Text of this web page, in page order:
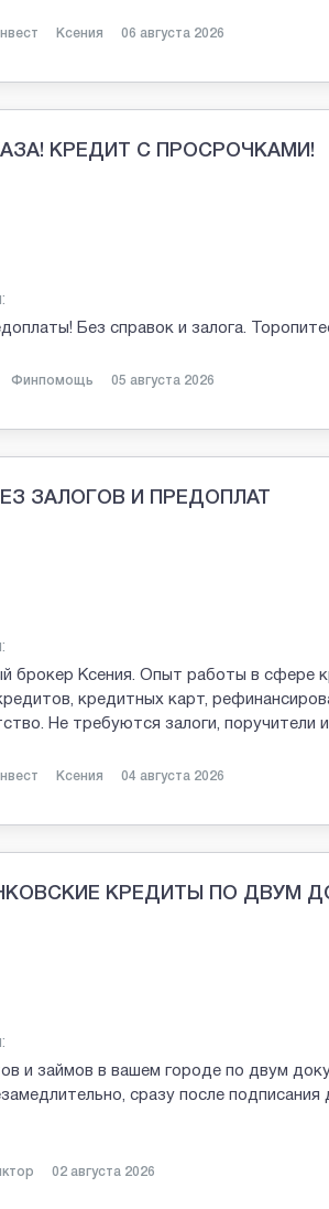
Ксения 06 августа 2026
КРЕДИТ С ПРОСРОЧКАМИ!
Без справок и залога.
Финпомощь 05 августа 2026
ЗАЛОГОВ И ПРЕДОПЛАТ
брокер Ксения. Опыт работы в сфере
кредитных карт,
Не требуются залоги,
Ксения 04 августа 2026
КРЕДИТЫ ПО ДВУМ
и займов в вашем городе по двум
сразу после подписания
02 августа 2026